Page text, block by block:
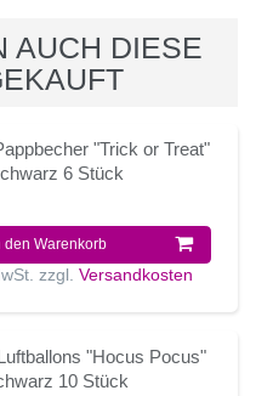
AUCH DIESE
"Trick or Treat"
6 Stück
den Warenkorb
zzgl.Versandkosten
"Hocus Pocus"
10 Stück